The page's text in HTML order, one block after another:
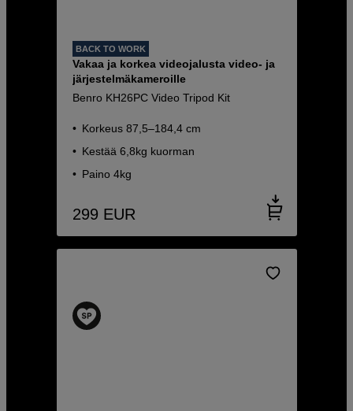
BACK TO WORK
Vakaa ja korkea videojalusta video- ja
järjestelmäkameroille
Benro KH26PC Video Tripod Kit
Korkeus 87,5–184,4 cm
Kestää 6,8kg kuorman
Paino 4kg
299 EUR